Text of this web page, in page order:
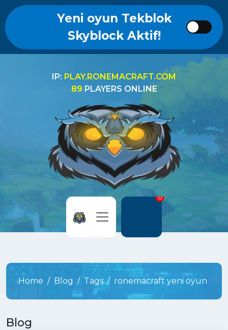
Yeni oyun Tekblok
Skyblock Aktif!
IP: PLAY.RONEMACRAFT.COM
89 PLAYERS ONLINE
0
Home Blog Tags ronemacraft yeni oyun
Blog